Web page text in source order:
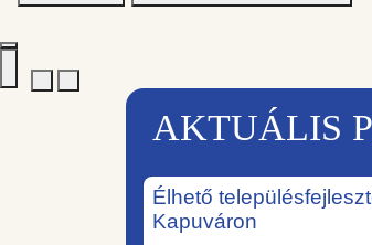
AKTUÁLIS
Élhető
Kapuváron